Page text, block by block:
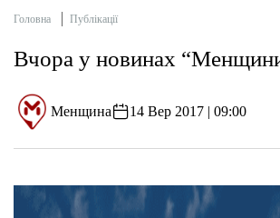
Головна Публікації
Вчора у новинах
Менщина 14 Вер 2017 | 09:00